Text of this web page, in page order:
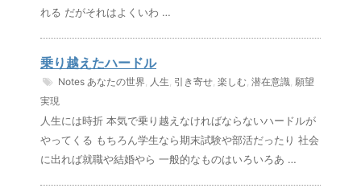
れる だがそれはよくいわ …
乗り越えたハードル
Notes あなたの世界, 人生, 引き寄せ, 楽しむ, 潜在意識, 願望
実現
人生には時折 本気で乗り越えなければならないハードルが
やってくる もちろん学生なら期末試験や部活だったり 社会
に出れば就職や結婚やら 一般的なものはいろいろあ …